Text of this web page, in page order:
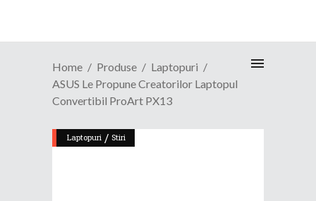
Home Produse
Laptopuri
ASUS Le Propune Creatorilor Laptopul
Convertibil ProArt PX13
Laptopuri / Stiri